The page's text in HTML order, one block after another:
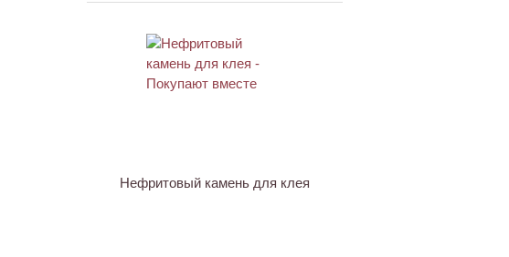
Нефритовый камень для клея